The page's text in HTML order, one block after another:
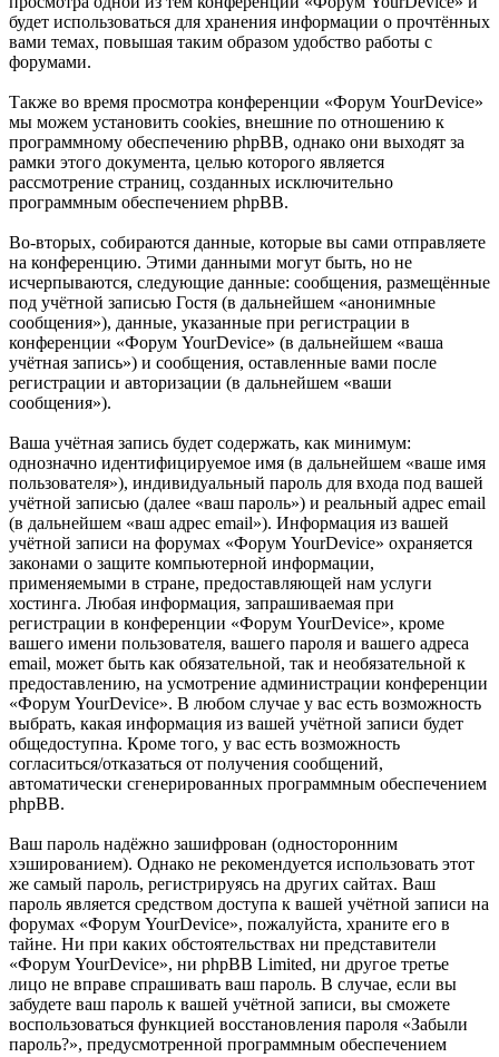
будет использоваться для хранения информации о прочтённых
вами темах, повышая таким образом удобство работы с
форумами.
Также во время просмотра конференции «Форум YourDevice»
мы можем установить cookies, внешние по отношению к
программному обеспечению phpBB, однако они выходят за
рамки этого документа, целью которого является
рассмотрение страниц, созданных исключительно
программным обеспечением phpBB.
Во-вторых, собираются данные, которые вы сами отправляете
на конференцию. Этими данными могут быть, но не
исчерпываются, следующие данные: сообщения, размещённые
под учётной записью Гостя (в дальнейшем «анонимные
сообщения»), данные, указанные при регистрации в
конференции «Форум YourDevice» (в дальнейшем «ваша
учётная запись») и сообщения, оставленные вами после
регистрации и авторизации (в дальнейшем «ваши
сообщения»).
Ваша учётная запись будет содержать, как минимум:
однозначно идентифицируемое имя (в дальнейшем «ваше имя
пользователя»), индивидуальный пароль для входа под вашей
учётной записью (далее «ваш пароль») и реальный адрес email
(в дальнейшем «ваш адрес email»). Информация из вашей
учётной записи на форумах «Форум YourDevice» охраняется
законами о защите компьютерной информации,
применяемыми в стране, предоставляющей нам услуги
хостинга. Любая информация, запрашиваемая при
регистрации в конференции «Форум YourDevice», кроме
вашего имени пользователя, вашего пароля и вашего адреса
email, может быть как обязательной, так и необязательной к
предоставлению, на усмотрение администрации конференции
«Форум YourDevice». В любом случае у вас есть возможность
выбрать, какая информация из вашей учётной записи будет
общедоступна. Кроме того, у вас есть возможность
согласиться/отказаться от получения сообщений,
автоматически сгенерированных программным обеспечением
phpBB.
Ваш пароль надёжно зашифрован (односторонним
хэшированием). Однако не рекомендуется использовать этот
же самый пароль, регистрируясь на других сайтах. Ваш
пароль является средством доступа к вашей учётной записи на
форумах «Форум YourDevice», пожалуйста, храните его в
тайне. Ни при каких обстоятельствах ни представители
«Форум YourDevice», ни phpBB Limited, ни другое третье
лицо не вправе спрашивать ваш пароль. В случае, если вы
забудете ваш пароль к вашей учётной записи, вы сможете
воспользоваться функцией восстановления пароля «Забыли
пароль?», предусмотренной программным обеспечением